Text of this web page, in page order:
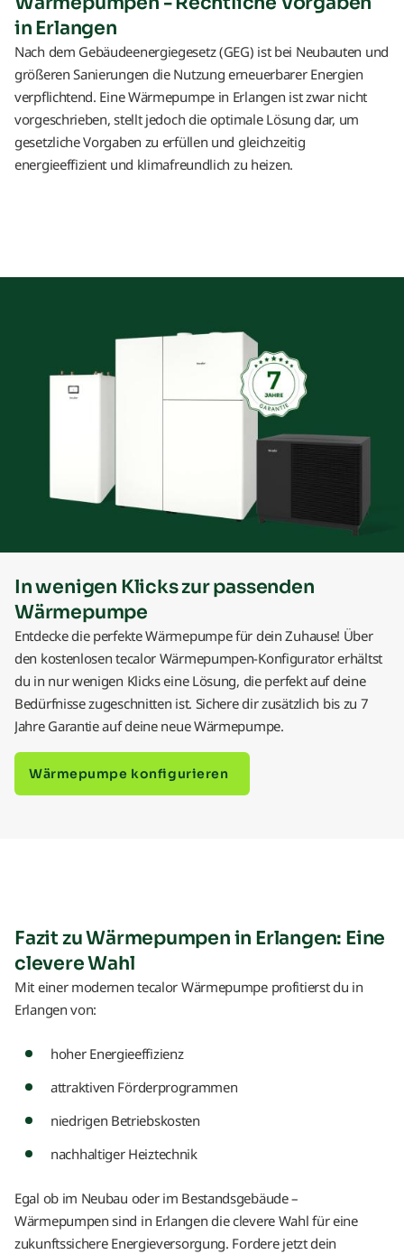
in Erlangen
Nach dem Gebäudeenergiegesetz (GEG) ist bei Neubauten und
größeren Sanierungen die Nutzung erneuerbarer Energien
verpflichtend. Eine Wärmepumpe in Erlangen ist zwar nicht
vorgeschrieben, stellt jedoch die optimale Lösung dar, um
gesetzliche Vorgaben zu erfüllen und gleichzeitig
energieeffizient und klimafreundlich zu heizen.
In wenigen Klicks zur passenden
Wärmepumpe
Entdecke die perfekte Wärmepumpe für dein Zuhause! Über
den kostenlosen tecalor Wärmepumpen-Konfigurator erhältst
du in nur wenigen Klicks eine Lösung, die perfekt auf deine
Bedürfnisse zugeschnitten ist. Sichere dir zusätzlich bis zu 7
Jahre Garantie auf deine neue Wärmepumpe.
Wärmepumpe konfigurieren
Fazit zu Wärmepumpen in Erlangen: Eine
clevere Wahl
Mit einer modernen tecalor Wärmepumpe profitierst du in
Erlangen von:
hoher Energieeffizienz
attraktiven Förderprogrammen
niedrigen Betriebskosten
nachhaltiger Heiztechnik
Egal ob im Neubau oder im Bestandsgebäude –
Wärmepumpen sind in Erlangen die clevere Wahl für eine
zukunftssichere Energieversorgung. Fordere jetzt dein